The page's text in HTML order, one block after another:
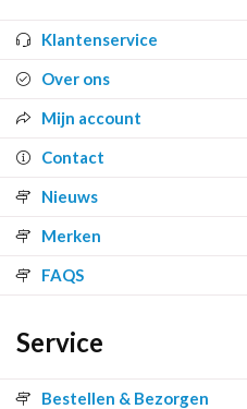
Klantenservice
Over ons
Mijn account
Contact
Nieuws
Merken
FAQS
Service
Bestellen & Bezorgen